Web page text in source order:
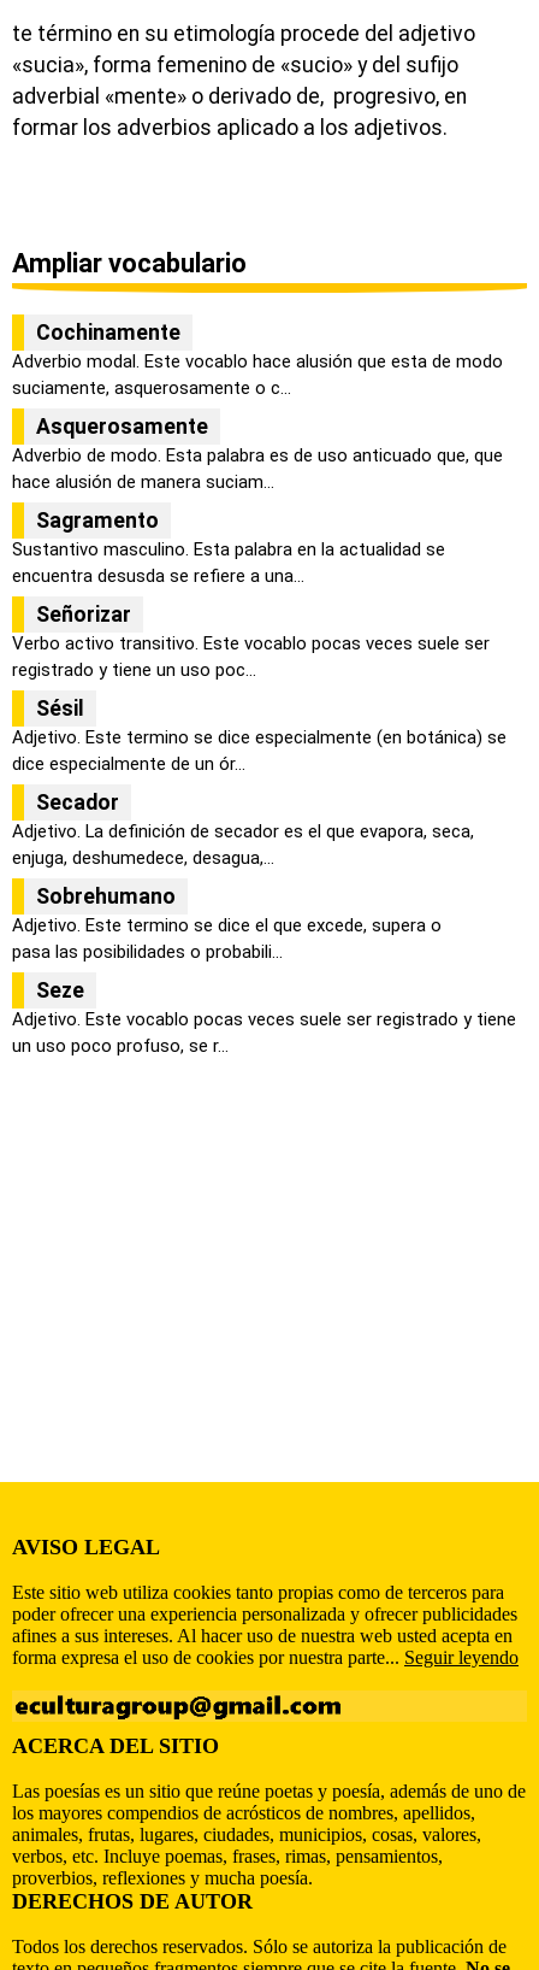
te término en su etimología procede del adjetivo
«sucia», forma femenino de «sucio» y del sufijo
adverbial «mente» o derivado de, progresivo, en
formar los adverbios aplicado a los adjetivos.
Ampliar vocabulario
Cochinamente
Adverbio modal. Este vocablo hace alusión que esta de modo
suciamente, asquerosamente o c...
Asquerosamente
Adverbio de modo. Esta palabra es de uso anticuado que, que
hace alusión de manera suciam...
Sagramento
Sustantivo masculino. Esta palabra en la actualidad se
encuentra desusda se refiere a una...
Señorizar
Verbo activo transitivo. Este vocablo pocas veces suele ser
registrado y tiene un uso poc...
Sésil
Adjetivo. Este termino se dice especialmente (en botánica) se
dice especialmente de un ór...
Secador
Adjetivo. La definición de secador es el que evapora, seca,
enjuga, deshumedece, desagua,...
Sobrehumano
Adjetivo. Este termino se dice el que excede, supera o
pasa las posibilidades o probabili...
Seze
Adjetivo. Este vocablo pocas veces suele ser registrado y tiene
un uso poco profuso, se r...
AVISO LEGAL
Este sitio web utiliza cookies tanto propias como de terceros para
poder ofrecer una experiencia personalizada y ofrecer publicidades
afines a sus intereses. Al hacer uso de nuestra web usted acepta en
forma expresa el uso de cookies por nuestra parte... Seguir leyendo
ACERCA DEL SITIO
Las poesías es un sitio que reúne poetas y poesía, además de uno de
los mayores compendios de acrósticos de nombres, apellidos,
animales, frutas, lugares, ciudades, municipios, cosas, valores,
verbos, etc. Incluye poemas, frases, rimas, pensamientos,
proverbios, reflexiones y mucha poesía.
DERECHOS DE AUTOR
Todos los derechos reservados. Sólo se autoriza la publicación de